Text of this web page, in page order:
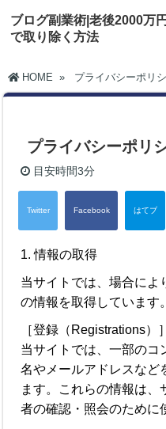
ブログ副業術|老後2000万
で取り除く方法
HOME » プライバシーポリ
プライバシーポリ
目安時間3分
1. 情報の取得
当サイトでは、場合によ
の情報を取得しています。
［登録（Registrations）］
当サイトでは、一部のコ
名やメールアドレスなど
ます。これらの情報は、
者の確認・照会のために